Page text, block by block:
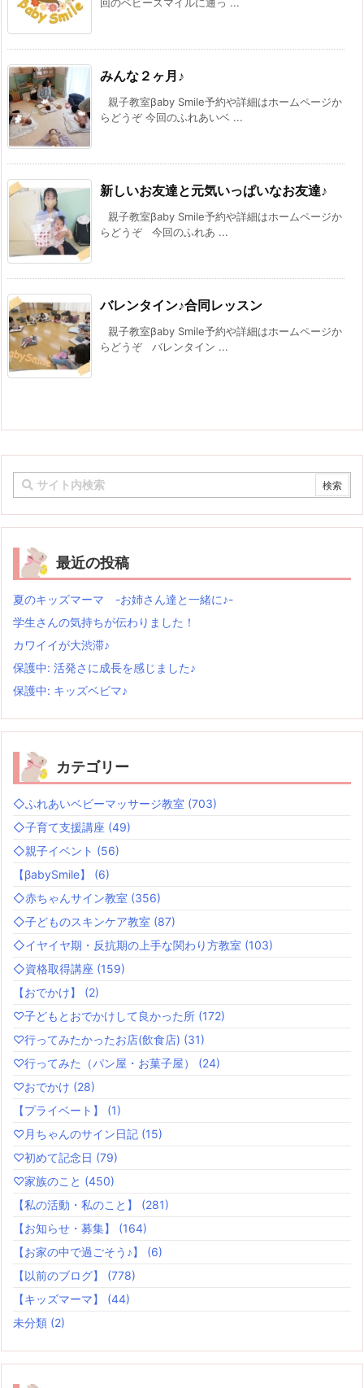
回のベビースマイルに通っ ...
みんな２ヶ月♪
親子教室βaby Smile予約や詳細はホームページか
らどうぞ 今回のふれあいベ ...
新しいお友達と元気いっぱいなお友達♪
親子教室βaby Smile予約や詳細はホームページか
らどうぞ 今回のふれあ ...
バレンタイン♪合同レッスン
親子教室βaby Smile予約や詳細はホームページか
らどうぞ バレンタイン ...
最近の投稿
夏のキッズマーマ -お姉さん達と一緒に♪-
学生さんの気持ちが伝わりました！
カワイイが大渋滞♪
保護中: 活発さに成長を感じました♪
保護中: キッズベビマ♪
カテゴリー
◇ふれあいベビーマッサージ教室 (703)
◇子育て支援講座 (49)
◇親子イベント (56)
【βabySmile】 (6)
◇赤ちゃんサイン教室 (356)
◇子どものスキンケア教室 (87)
◇イヤイヤ期・反抗期の上手な関わり方教室 (103)
◇資格取得講座 (159)
【おでかけ】 (2)
♡子どもとおでかけして良かった所 (172)
♡行ってみたかったお店(飲食店) (31)
♡行ってみた（パン屋・お菓子屋） (24)
♡おでかけ (28)
【プライベート】 (1)
♡月ちゃんのサイン日記 (15)
♡初めて記念日 (79)
♡家族のこと (450)
【私の活動・私のこと】 (281)
【お知らせ・募集】 (164)
【お家の中で過ごそう♪】 (6)
【以前のブログ】 (778)
【キッズマーマ】 (44)
未分類 (2)